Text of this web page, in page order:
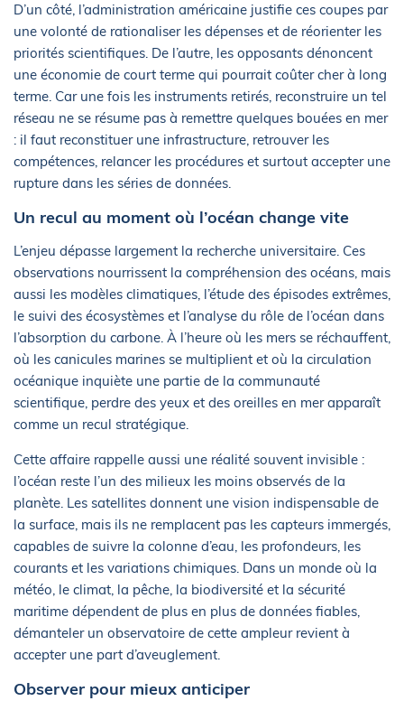
D’un côté, l’administration américaine justifie ces coupes par
une volonté de rationaliser les dépenses et de réorienter les
priorités scientifiques. De l’autre, les opposants dénoncent
une économie de court terme qui pourrait coûter cher à long
terme. Car une fois les instruments retirés, reconstruire un tel
réseau ne se résume pas à remettre quelques bouées en mer
: il faut reconstituer une infrastructure, retrouver les
compétences, relancer les procédures et surtout accepter une
rupture dans les séries de données.
Un recul au moment où l’océan change vite
L’enjeu dépasse largement la recherche universitaire. Ces
observations nourrissent la compréhension des océans, mais
aussi les modèles climatiques, l’étude des épisodes extrêmes,
le suivi des écosystèmes et l’analyse du rôle de l’océan dans
l’absorption du carbone. À l’heure où les mers se réchauffent,
où les canicules marines se multiplient et où la circulation
océanique inquiète une partie de la communauté
scientifique, perdre des yeux et des oreilles en mer apparaît
comme un recul stratégique.
Cette affaire rappelle aussi une réalité souvent invisible :
l’océan reste l’un des milieux les moins observés de la
planète. Les satellites donnent une vision indispensable de
la surface, mais ils ne remplacent pas les capteurs immergés,
capables de suivre la colonne d’eau, les profondeurs, les
courants et les variations chimiques. Dans un monde où la
météo, le climat, la pêche, la biodiversité et la sécurité
maritime dépendent de plus en plus de données fiables,
démanteler un observatoire de cette ampleur revient à
accepter une part d’aveuglement.
Observer pour mieux anticiper